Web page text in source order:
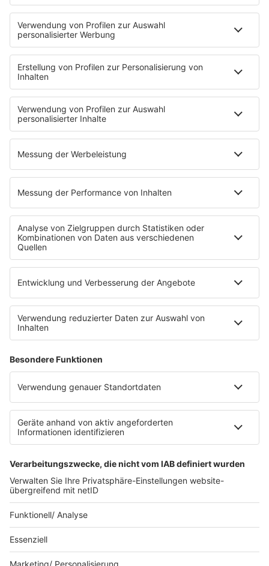
HOME
INFOS
Kontakt
Jobs & Praktika
Pressekontakt
Presse & Downloads
Wetter
Übersicht
bigFM App
radio.de
radioplayer.de
Partner
WERBUNG
Leistungen und Produkte
Ansprechpartner
RECHTLICHES
Impressum
Datenschutz
Datenschutzeinstellungen
Datenverarbeitung bei Gewinnspielen
Teilnahmebedingungen
Bildnachweise
KI-Leitlinie
© bigFM - Eine Marke der Audiotainment Südwest GmbH &